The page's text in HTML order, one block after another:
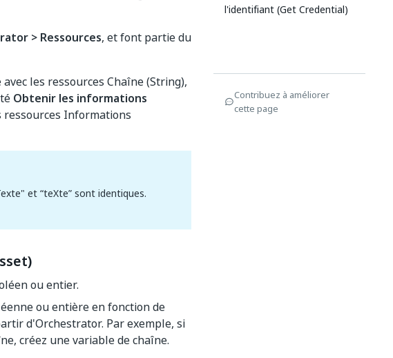
> Ressources, et font partie du
les ressources Chaîne (String),
Obtenir les informations
ressources Informations
et “teXte” sont identiques.
ou entier.
ou entière en fonction de
d'Orchestrator. Par exemple, si
créez une variable de chaîne.
l'identifiant (Get Credential)
Contribuez à améliorer
cette page